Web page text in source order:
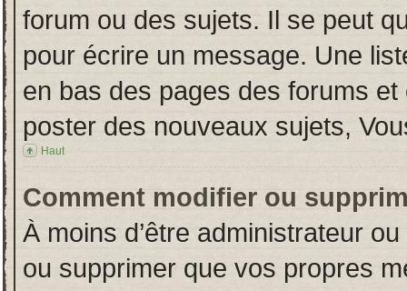
forum ou des sujets. Il se peut
pour écrire un message. Une
en bas des pages des forums
poster des nouveaux sujets,
Haut
Comment modifier ou
À moins d’être administrateur
ou supprimer que vos propres